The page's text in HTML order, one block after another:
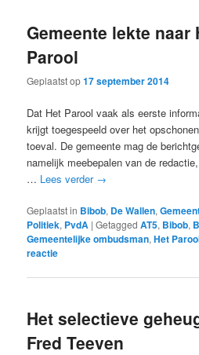
Gemeente lekte naar
Parool
Geplaatst op17 september 2014
Dat Het Parool vaak als eerste
krijgt toegespeeld over het
toeval. De gemeente mag de
namelijk meebepalen van de
… Lees verder →
Geplaatst in Bibob, De Wallen,
Politiek, PvdA |Getagged AT5, Bibob,
Gemeentelijke ombudsman,Het
reactie
Het selectieve
Fred Teeven